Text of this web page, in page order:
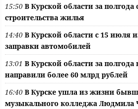
15:50 В Курской области за
строительства жилья
14:40 В Курской области с 15 июля
заправки автомобилей
13:01 В Курской области за
направили более 60 млрд рублей
16:40 В Курске ушла из жизни
музыкального колледжа Людмила